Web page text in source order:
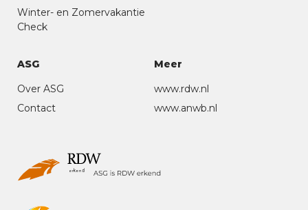
Winter- en Zomervakantie
Check
ASG
Over ASG
Contact
Meer
www.rdw.nl
www.anwb.nl